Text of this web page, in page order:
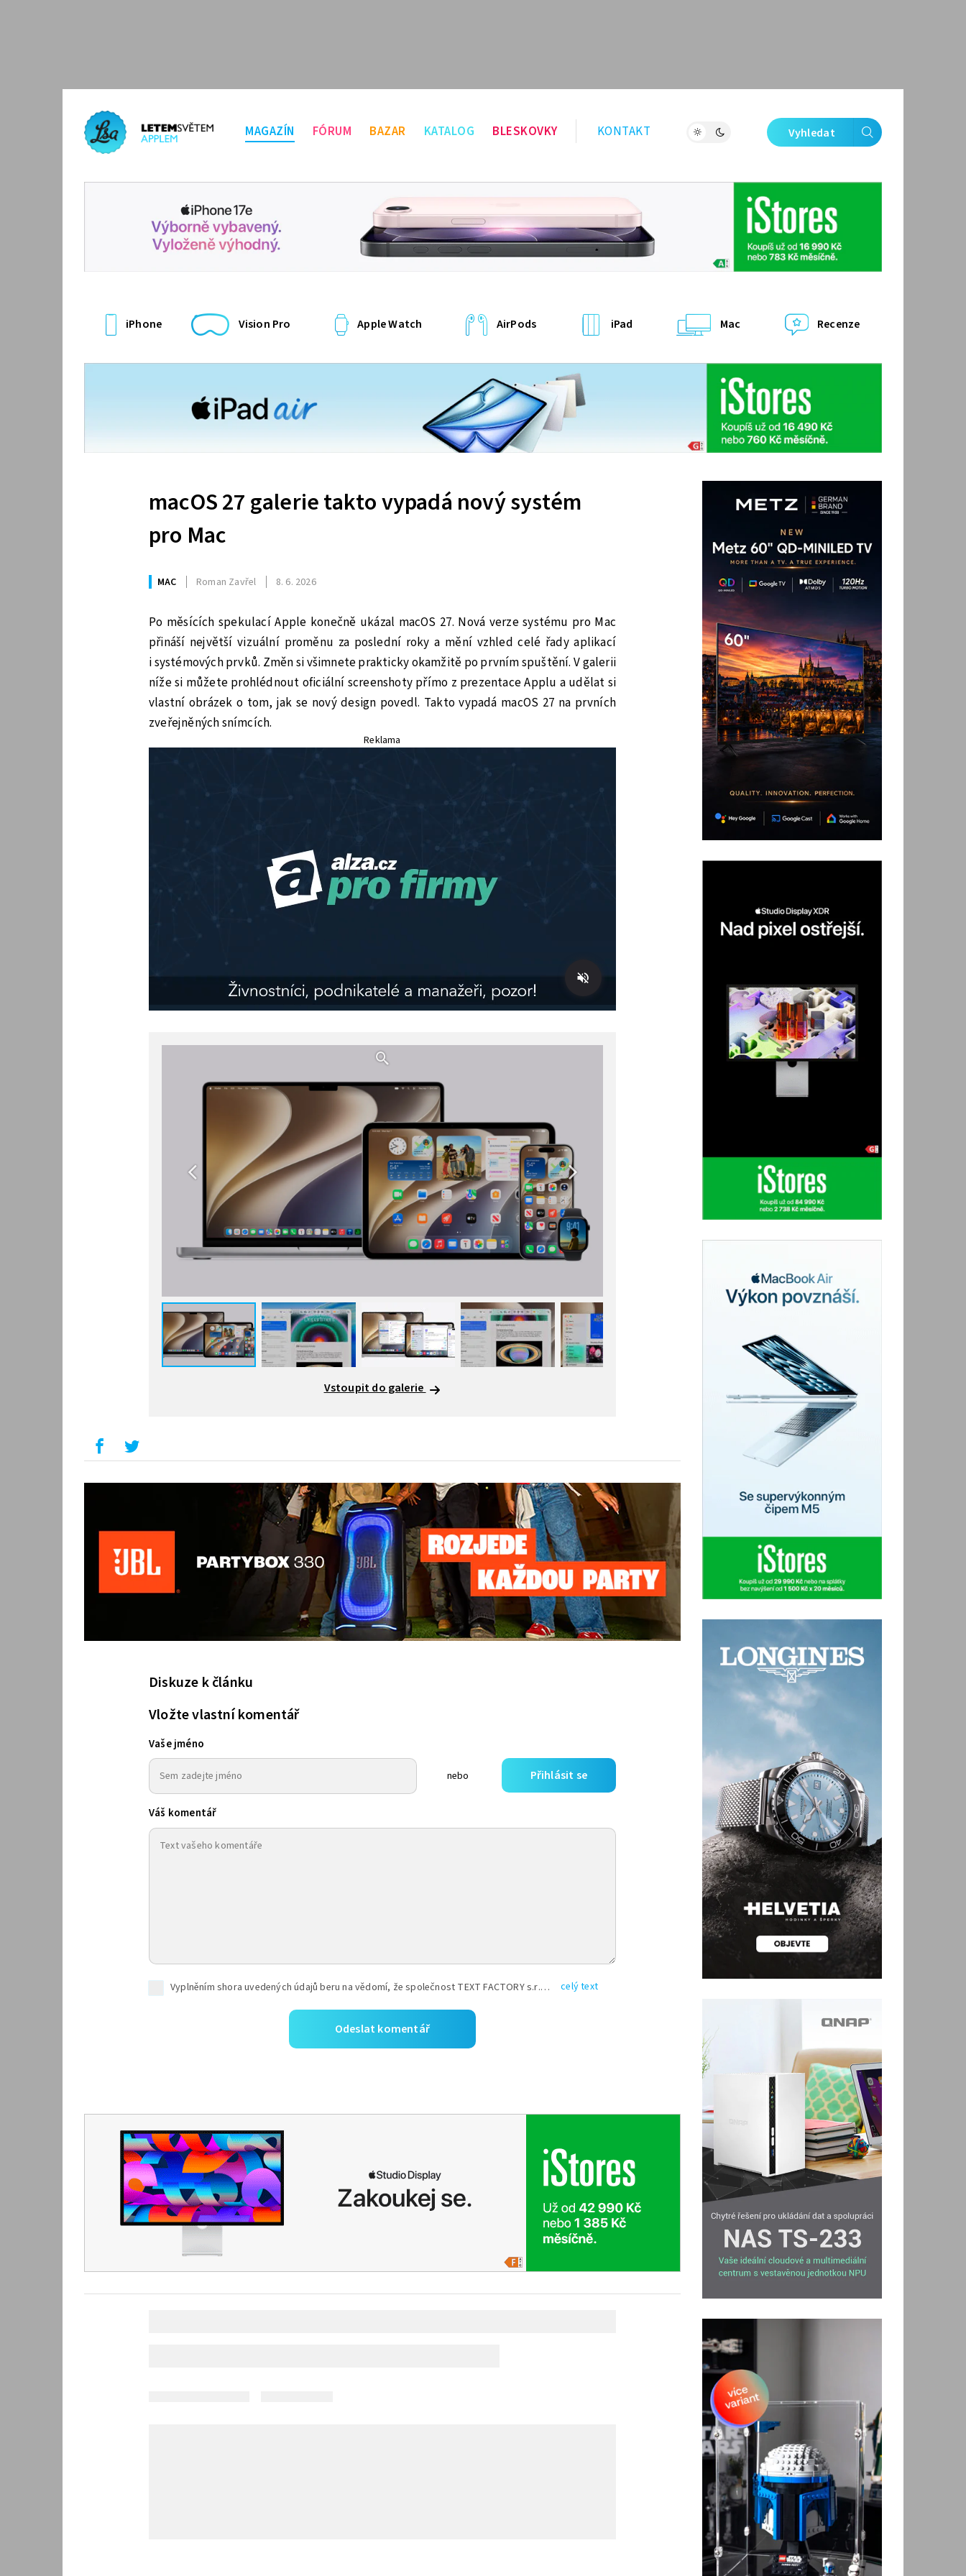
MAGAZÍN FÓRUM BAZAR KATALOG BLESKOVKY KONTAKT Vyhledat
iPhone Vision Pro Apple Watch AirPods iPad Mac Recenze
macOS 27 galerie takto vypadá nový systém
pro Mac
MAC Roman Zavřel 8. 6. 2026
Po měsících spekulací Apple konečně ukázal macOS 27. Nová verze systému pro Mac
přináší největší vizuální proměnu za poslední roky a mění vzhled celé řady aplikací
i systémových prvků. Změn si všimnete prakticky okamžitě po prvním spuštění. V galerii
níže si můžete prohlédnout oficiální screenshoty přímo z prezentace Applu a udělat si
vlastní obrázek o tom, jak se nový design povedl. Takto vypadá macOS 27 na prvních
zveřejněných snímcích.
Reklama
Vstoupit do galerie
Diskuze k článku
Vložte vlastní komentář
Vaše jméno
nebo Přihlásit se
Váš komentář
Vyplněním shora uvedených údajů beru na vědomí, že společnost TEXT FACTORY s.r.o., sídlem Brno, Durďákova 336/29, Černá Pole, PSČ: 613 00, IČ: 06157831, zapsané u Krajského soudu v Brně, oddíl C, vložka 100399, bude zpracovávat mé osobní údaje uvedené v rámci mnou vyplněného registračního formuláře na základě oprávněných zájmů TEXT FACTORY s.r.o. dle čl. 6 odst. 1 písm. f) GDPR a pro splnění právních povinností (čl. 6 odst. 1 písm. c) GDPR), a to pro tyto účely: nezbytnost zajistit oprávnění návštěvníka webových stránek provozovaných společností TEXT FACTORY s.r.o. přispívat aktivně ke zveřejněným článkům nebo v rámci diskusních fór a výkon práv TEXT FACTORY s.r.o. jako administrátora těchto diskusních fór. Více informací o zpracování osobních údajů a právech lze nalézt v celý text